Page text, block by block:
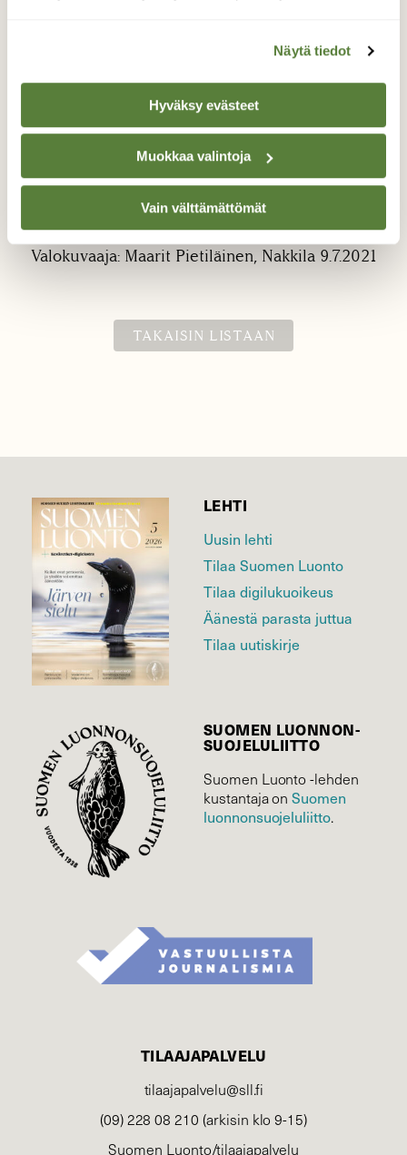
Näytä tiedot
Hyväksy evästeet
Muokkaa valintoja
Vain välttämättömät
Mettä kukasta.
Kuvaa kotipihan pölyttäjistä. Kukkakärpänen
vai mikä on tämä "ötökkä"?
Valokuvaaja: Maarit Pietiläinen, Nakkila 9.7.2021
TAKAISIN LISTAAN
LEHTI
Uusin lehti
Tilaa Suomen Luonto
Tilaa digilukuoikeus
Äänestä parasta juttua
Tilaa uutiskirje
SUOMEN LUONNON­
SUOJELU­LIITTO
Suomen Luonto -lehden
kustantaja onSuomen
luonnonsuojelu­liitto.
TILAAJAPALVELU
tilaajapalvelu@sll.fi
(09) 228 08 210 (arkisin klo 9-15)
Suomen Luonto/tilaajapalvelu